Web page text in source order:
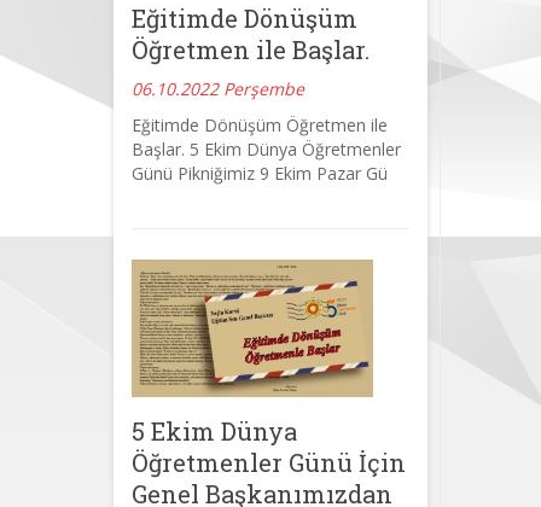
Eğitimde Dönüşüm
Öğretmen ile Başlar.
06.10.2022 Perşembe
Eğitimde Dönüşüm Öğretmen ile
Başlar. 5 Ekim Dünya Öğretmenler
Günü Pikniğimiz 9 Ekim Pazar Gü
5 Ekim Dünya
Öğretmenler Günü İçin
Genel Başkanımızdan